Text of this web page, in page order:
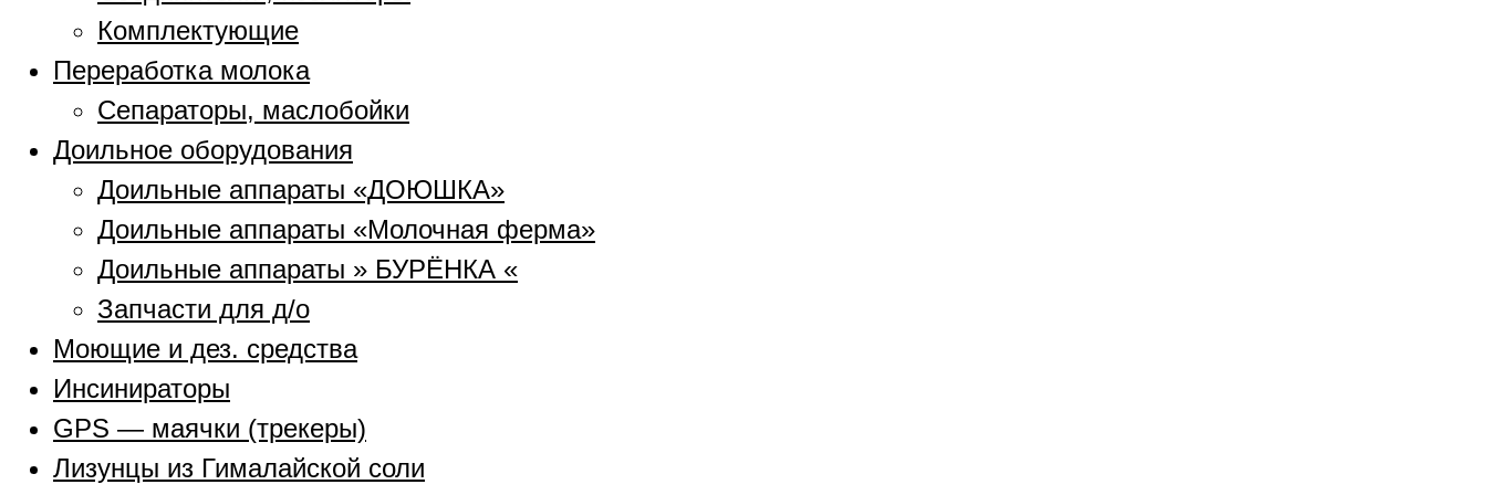
Комплектующие
Переработка молока
Сепараторы, маслобойки
Доильное оборудования
Доильные аппараты «ДОЮШКА»
Доильные аппараты «Молочная ферма»
Доильные аппараты » БУРЁНКА «
Запчасти для д/о
Моющие и дез. средства
Инсинираторы
GPS — маячки (трекеры)
Лизунцы из Гималайской соли